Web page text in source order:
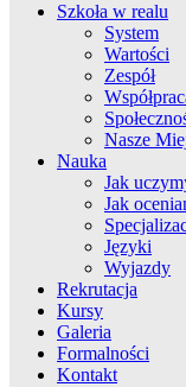
Szkoła w realu
System
Wartości
Zespół
Nasze
Nauka
Jak
Jak
Języki
Wyjazdy
Rekrutacja
Kursy
Galeria
Formalności
Kontakt